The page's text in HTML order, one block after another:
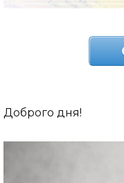
Доброго дня!